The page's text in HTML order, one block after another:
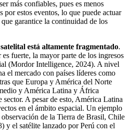
más confiables, pues es menos
por estos eventos, lo que puede actuar
garantice la continuidad de los
está altamente fragmentado.
fuerte, la mayor parte de los ingresos
(Mordor Intelligence, 2024). A nivel
el mercado con países líderes como
que Europa y América del Norte
y América Latina y África
sector. A pesar de esto, América Latina
en el ámbito espacial. Un ejemplo
de la Tierra de Brasil, Chile
el satélite lanzado por Perú con el